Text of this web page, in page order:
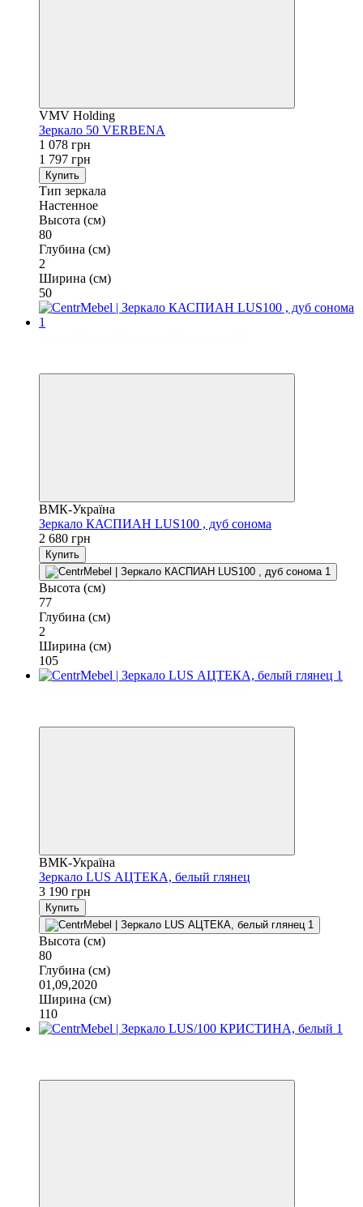
VMV Holding
Зеркало 50 VERBENA
1 078 грн
1 797 грн
Купить
Тип зеркала
Настенное
Высота (см)
80
Глубина (см)
2
Ширина (см)
50
ВМК-Україна
Зеркало КАСПИАН LUS100 , дуб сонома
2 680 грн
Купить
Высота (см)
77
Глубина (см)
2
Ширина (см)
105
ВМК-Україна
Зеркало LUS АЦТЕКА, белый глянец
3 190 грн
Купить
Высота (см)
80
Глубина (см)
01,09,2020
Ширина (см)
110